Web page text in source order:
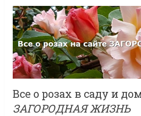
Все о розах в саду и
ЗАГОРОДНАЯ ЖИЗНЬ